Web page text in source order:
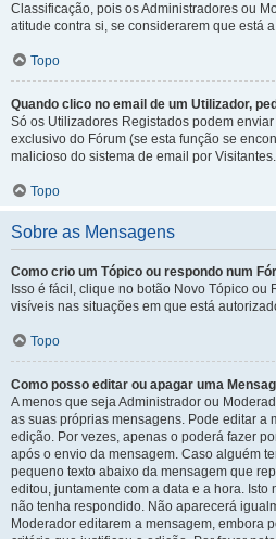
Classificação, pois os Administradores ou
atitude contra si, se considerarem que está
Topo
Quando clico no email de um Utilizador,
Só os Utilizadores Registados podem
exclusivo do Fórum (se esta função se
malicioso do sistema de email por Visitantes.
Topo
Sobre as Mensagens
Como crio um Tópico ou respondo num
Isso é fácil, clique no botão Novo Tópico ou
visíveis nas situações em que está
Topo
Como posso editar ou apagar uma
A menos que seja Administrador ou
as suas próprias mensagens. Pode editar a
edição. Por vezes, apenas o poderá fazer
após o envio da mensagem. Caso alguém
pequeno texto abaixo da mensagem que
editou, juntamente com a data e a hora.
não tenha respondido. Não aparecerá
Moderador editarem a mensagem, embora